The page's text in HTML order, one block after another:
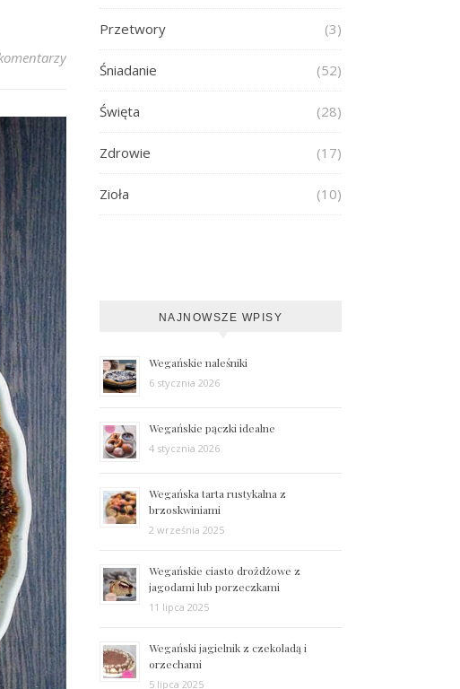
Przetwory (3)
Śniadanie (52)
Święta (28)
Zdrowie (17)
Zioła (10)
NAJNOWSZE WPISY
Wegańskie naleśniki
6 stycznia 2026
Wegańskie pączki idealne
4 stycznia 2026
Wegańska tarta rustykalna z
brzoskwiniami
2 września 2025
Wegańskie ciasto drożdżowe z
jagodami lub porzeczkami
11 lipca 2025
Wegański jagielnik z czekoladą i
orzechami
5 lipca 2025